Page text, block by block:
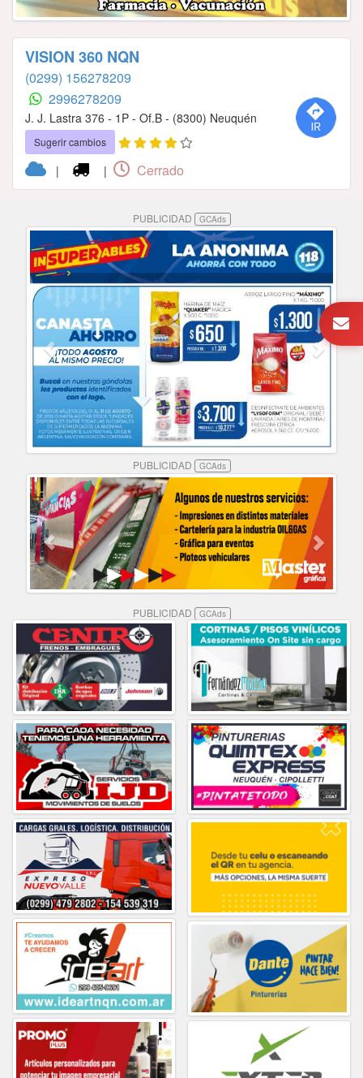
VISION 360 NQN
(0299) 156278209
2996278209
J. J. Lastra 376 - 1P - Of.B - (8300) Neuquén
Sugerir cambios
| | Cerrado
PUBLICIDAD GCAds
PUBLICIDAD GCAds
PUBLICIDAD GCAds